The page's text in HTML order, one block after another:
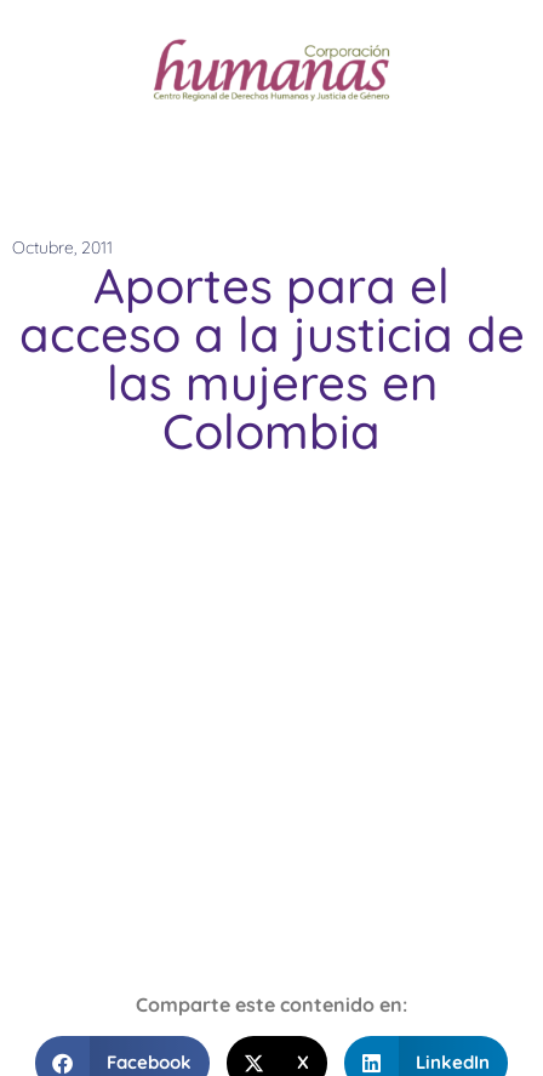
Octubre, 2011
Aportes para el
acceso a la justicia de
las mujeres en
Colombia
Comparte este contenido en:
Facebook X LinkedIn